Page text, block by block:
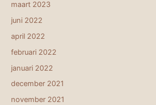
maart 2023
juni 2022
april 2022
februari 2022
januari 2022
december 2021
november 2021